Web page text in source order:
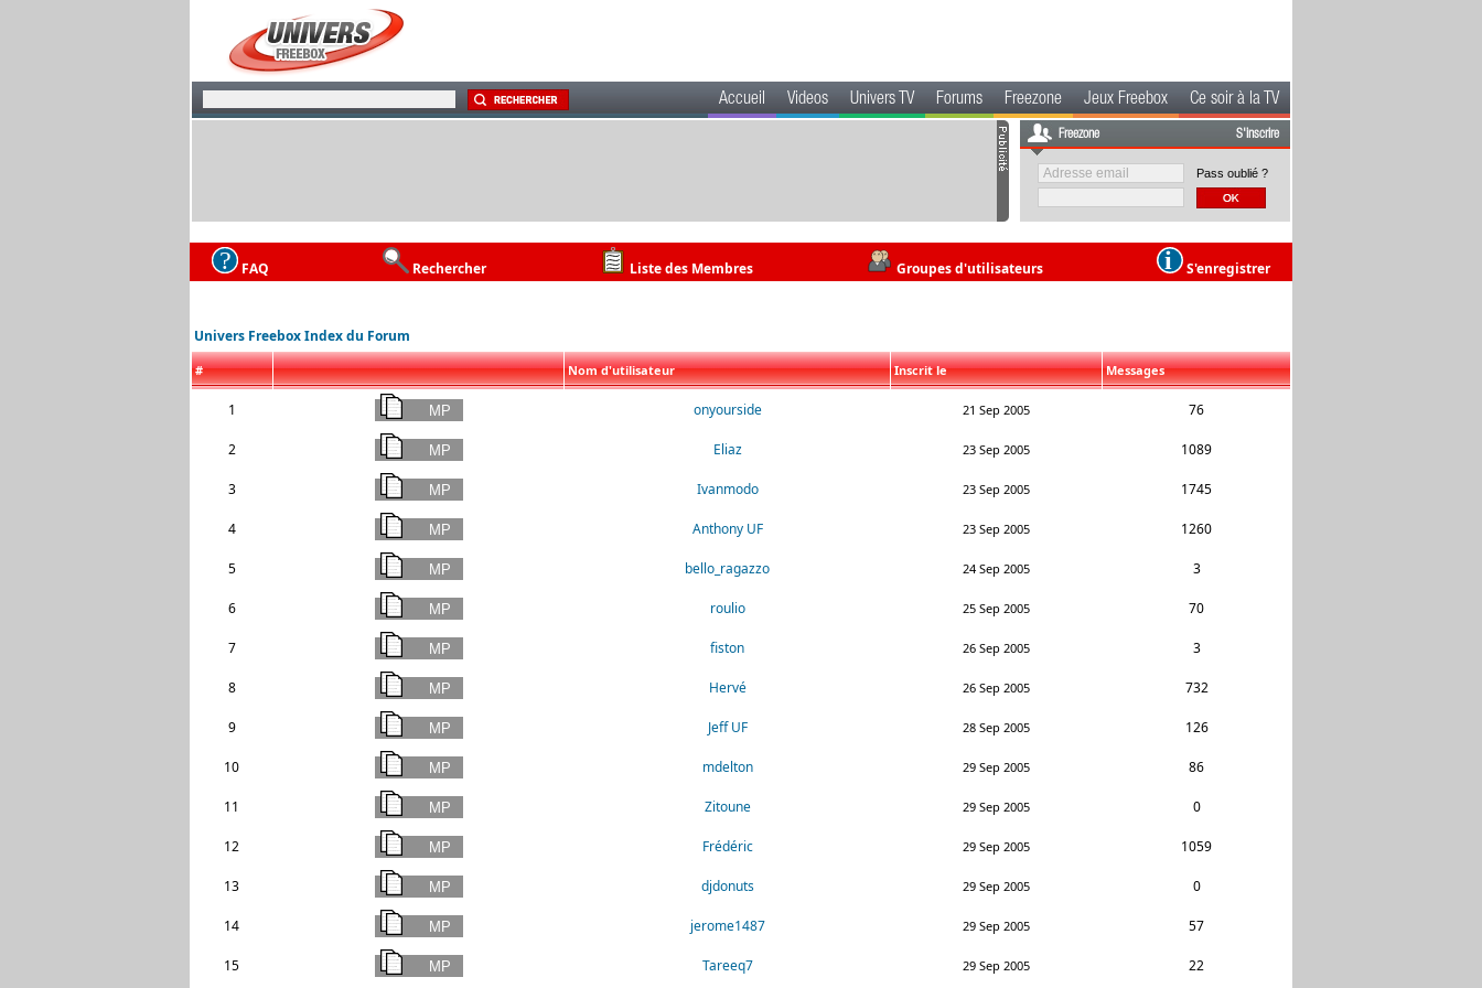
Accueil Videos Univers TV Forums Freezone Jeux Freebox Ce soir à la TV
Freezone S'inscrire
Pass oublié ?
FAQ Rechercher Liste des Membres Groupes d'utilisateurs S'enregistrer
Univers Freebox Index du Forum
# Nom d'utilisateur Inscrit le Messages
1 onyourside 21 Sep 2005 76
2 Eliaz 23 Sep 2005 1089
3 Ivanmodo 23 Sep 2005 1745
4 Anthony UF 23 Sep 2005 1260
5 bello_ragazzo 24 Sep 2005 3
6 roulio 25 Sep 2005 70
7 fiston 26 Sep 2005 3
8 Hervé 26 Sep 2005 732
9 Jeff UF 28 Sep 2005 126
10 mdelton 29 Sep 2005 86
11 Zitoune 29 Sep 2005 0
12 Frédéric 29 Sep 2005 1059
13 djdonuts 29 Sep 2005 0
14 jerome1487 29 Sep 2005 57
15 Tareeq7 29 Sep 2005 22